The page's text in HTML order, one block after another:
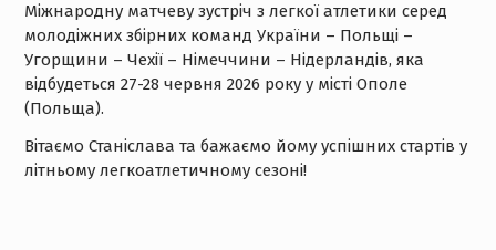
Міжнародну матчеву зустріч з легкої атлетики серед
молодіжних збірних команд України – Польщі –
Угорщини – Чехії – Німеччини – Нідерландів, яка
відбудеться 27-28 червня 2026 року у місті Ополе
(Польща).
Вітаємо Станіслава та бажаємо йому успішних стартів у
літньому легкоатлетичному сезоні!